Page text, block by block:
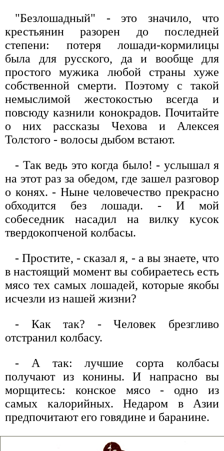
"Безлошадный" - это значило, что
крестьянин разорен до последней
степени: потеря лошади-кормилицы
была для русского, да и вообще для
простого мужика любой страны хуже
собственной смерти. Поэтому с такой
немыслимой жестокостью всегда и
повсюду казнили конокрадов. Почитайте
о них рассказы Чехова и Алексея
Толстого - волосы дыбом встают.
- Так ведь это когда было! - услышал я
на этот раз за обедом, где зашел разговор
о конях. - Ныне человечество прекрасно
обходится без лошади. - И мой
собеседник насадил на вилку кусок
твердокопченой колбасы.
- Простите, - сказал я, - а вы знаете, что
в настоящий момент вы собираетесь есть
мясо тех самых лошадей, которые якобы
исчезли из нашей жизни?
- Как так? - Человек брезгливо
отстранил колбасу.
- А так: лучшие сорта колбасы
получают из конины. И напрасно вы
морщитесь: конское мясо - одно из
самых калорийных. Недаром в Азии
предпочитают его говядине и баранине.